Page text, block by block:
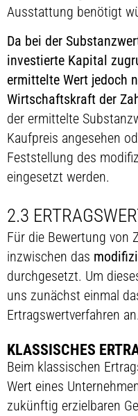
Ausstattung benötigt
Da bei der
investierte Kapital
ermittelte Wert jedoch
Wirtschaftskraft der
der ermittelte
Kaufpreis angesehen
Feststellung des
eingesetzt werden.
2.3
Für die Bewertung von
inzwischen das
durchgesetzt. Um
uns zunächst einmal
Ertragswertverfahren an.
KLASSISCHES
Beim klassischen
Wert eines
zukünftig erzielbaren